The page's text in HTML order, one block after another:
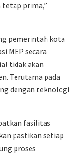
tetap prima,”
pemerintah kota
MEP secara
tidak akan
Terutama pada
dengan teknologi
fasilitas
pastikan setiap
proses